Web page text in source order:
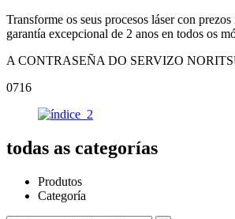
Transforme os seus procesos láser con
garantía excepcional de 2 anos en todos os
A CONTRASEÑA DO SERVIZO
0716
todas as categorías
Produtos
Categoría